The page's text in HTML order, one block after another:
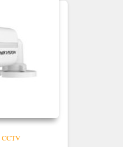
CCTV